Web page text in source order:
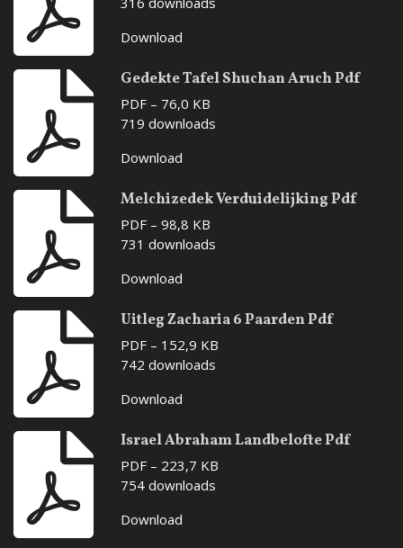
Download
Gedekte Tafel Shuchan Aruch Pdf
PDF – 76,0 KB
719 downloads
Download
Melchizedek Verduidelijking Pdf
PDF – 98,8 KB
731 downloads
Download
Uitleg Zacharia 6 Paarden Pdf
PDF – 152,9 KB
742 downloads
Download
Israel Abraham Landbelofte Pdf
PDF – 223,7 KB
754 downloads
Download